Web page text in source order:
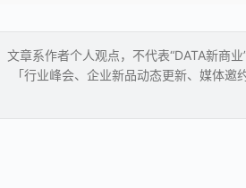
章系作者个人观点，不代表“DATA新商业
「行业峰会、企业新品动态更新、媒体邀